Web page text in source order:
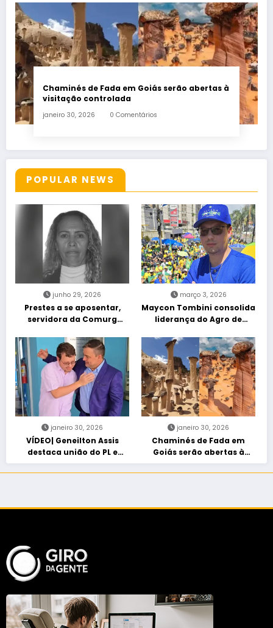
Chaminés de Fada em Goiás serão abertas à
visitação controlada
janeiro 30, 2026 0 Comentários
POPULAR NEWS
junho 29, 2026
Prestes a se aposentar,
servidora da Comurg
entra em protocolo de
morte encefálica
março 3, 2026
Maycon Tombini consolida
liderança do Agro de
“Acorda Brasil” em Goiânia
janeiro 30, 2026
VÍDEO| Geneilton Assis
destaca união do PL e
consolidação de apoio a
Maycon Tombini em Jataí
janeiro 30, 2026
Chaminés de Fada em
Goiás serão abertas à
visitação controlada